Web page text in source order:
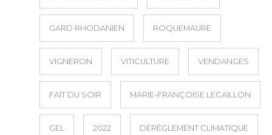
GARD RHODANIEN ROQUEMAURE
VIGNERON VITICULTURE VENDANGES
FAIT DU SOIR MARIE-FRANÇOISE LECAILLON
GEL 2022 DÉRÈGLEMENT CLIMATIQUE